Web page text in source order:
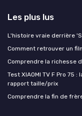
Les plus lus
L'histoire vraie derrière
Comment retrouver un
Comprendre la richesse
Test XIAOMI TV F Pro 75
rapport taille/prix
Comprendre la fin de